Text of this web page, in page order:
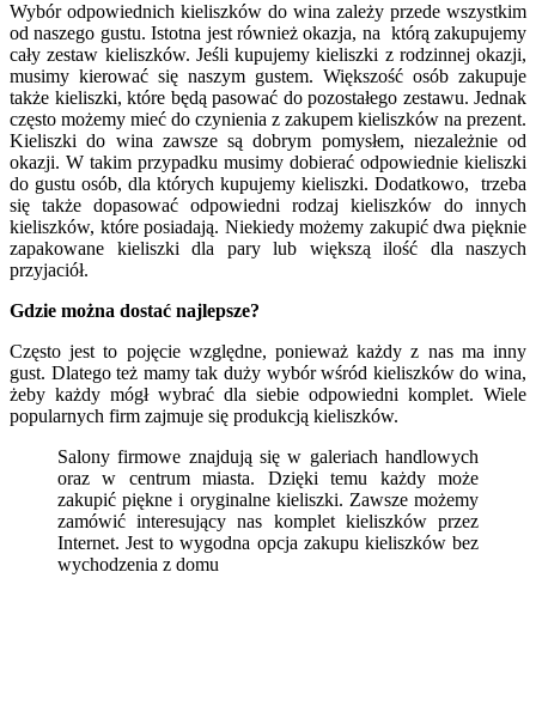
Wybór odpowiednich kieliszków do wina zależy przede wszystkim
od naszego gustu. Istotna jest również okazja, na którą zakupujemy
cały zestaw kieliszków. Jeśli kupujemy kieliszki z rodzinnej okazji,
musimy kierować się naszym gustem. Większość osób zakupuje
także kieliszki, które będą pasować do pozostałego zestawu. Jednak
często możemy mieć do czynienia z zakupem kieliszków na prezent.
Kieliszki do wina zawsze są dobrym pomysłem, niezależnie od
okazji. W takim przypadku musimy dobierać odpowiednie kieliszki
do gustu osób, dla których kupujemy kieliszki. Dodatkowo, trzeba
się także dopasować odpowiedni rodzaj kieliszków do innych
kieliszków, które posiadają. Niekiedy możemy zakupić dwa pięknie
zapakowane kieliszki dla pary lub większą ilość dla naszych
przyjaciół.
Gdzie można dostać najlepsze?
Często jest to pojęcie względne, ponieważ każdy z nas ma inny
gust. Dlatego też mamy tak duży wybór wśród kieliszków do wina,
żeby każdy mógł wybrać dla siebie odpowiedni komplet. Wiele
popularnych firm zajmuje się produkcją kieliszków.
Salony firmowe znajdują się w galeriach handlowych
oraz w centrum miasta. Dzięki temu każdy może
zakupić piękne i oryginalne kieliszki. Zawsze możemy
zamówić interesujący nas komplet kieliszków przez
Internet. Jest to wygodna opcja zakupu kieliszków bez
wychodzenia z domu